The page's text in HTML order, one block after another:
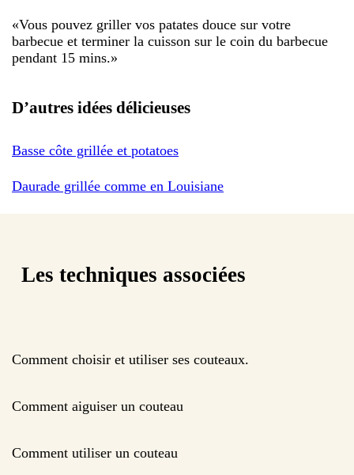
«Vous pouvez griller vos patates douce sur votre
barbecue et terminer la cuisson sur le coin du barbecue
pendant 15 mins.»
D’autres idées délicieuses
Basse côte grillée et potatoes
Daurade grillée comme en Louisiane
Les techniques associées
Comment choisir et utiliser ses couteaux.
Comment aiguiser un couteau
Comment utiliser un couteau